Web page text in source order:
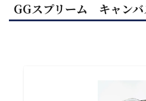
GGスプリーム キャンバ